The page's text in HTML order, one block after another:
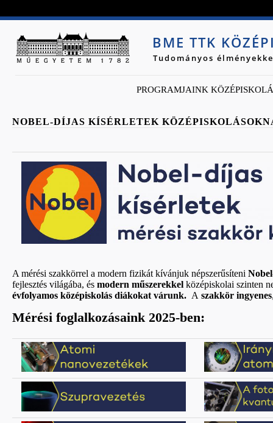
BME TTK
Tudományos
PROGRAMJAINK
NOBEL-DÍJAS KÍSÉRLETEK
A mérési szakkörrel a modern fizikát kívánjuk népszerűsíteni
fejlesztés világába, és modern műszerekkel középiskolai szinten
évfolyamos középiskolás diákokat várunk. A szakkör ingyenes
Mérési foglalkozásaink 2025-ben: